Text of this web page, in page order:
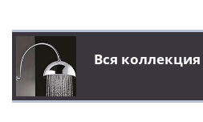
Вся коллекция